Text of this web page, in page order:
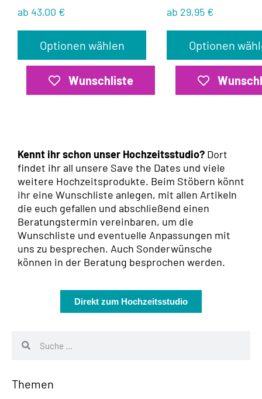
ab 43,00 €
Optionen wählen
Wunschliste
ab 29,95 €
Optionen
Kennt ihr schon unser Hochzeitsstudio? Dort
findet ihr all unsere Save the Dates und viele
weitere Hochzeitsprodukte. Beim Stöbern könnt
ihr eine Wunschliste anlegen, mit allen Artikeln
die euch gefallen und abschließend einen
Beratungstermin vereinbaren, um die
Wunschliste und eventuelle Anpassungen mit
uns zu besprechen. Auch Sonderwünsche
können in der Beratung besprochen werden.
Direkt zum Hochzeitsstudio
Themen